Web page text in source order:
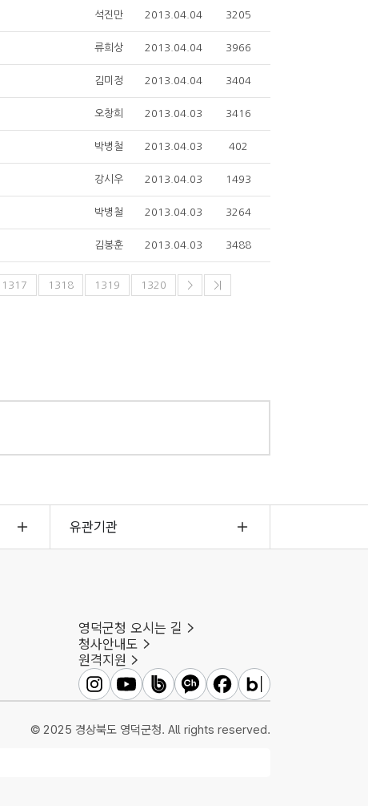
석진만 2013.04.04 3205
류희상 2013.04.04 3966
김미정 2013.04.04 3404
오창희 2013.04.03 3416
박병철 2013.04.03 402
강시우 2013.04.03 1493
박병철 2013.04.03 3264
김봉훈 2013.04.03 3488
1317 1318 1319 1320 > >|
유관기관
영덕군청 오시는 길
청사안내도
원격지원
영덕군인스타그램
영덕군유튜브영덕군밴드영덕군카카오채널
영덕군페이스북
영덕군블로그
© 2025 경상북도 영덕군청. All rights reserved.